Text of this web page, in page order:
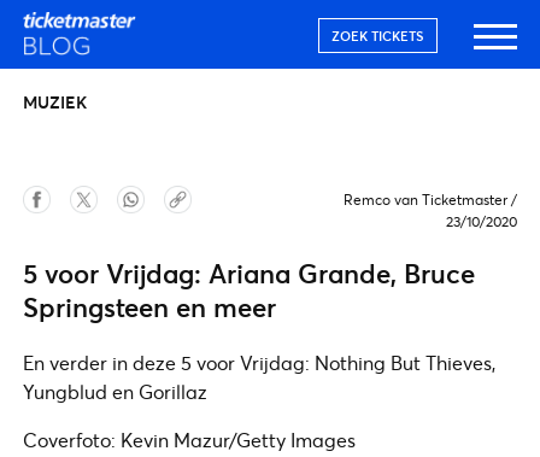
ZOEK TICKETS
MUZIEK
Remco van Ticketmaster /
23/10/2020
5 voor Vrijdag: Ariana Grande, Bruce
Springsteen en meer
En verder in deze 5 voor Vrijdag: Nothing But Thieves,
Yungblud en Gorillaz
Coverfoto: Kevin Mazur/Getty Images